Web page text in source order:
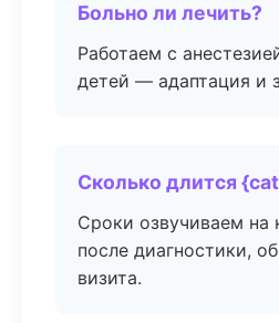
Больно ли лечить?
Работаем с
детей — адаптация и
Сколько длится
Сроки озвучиваем на
после диагностики,
визита.